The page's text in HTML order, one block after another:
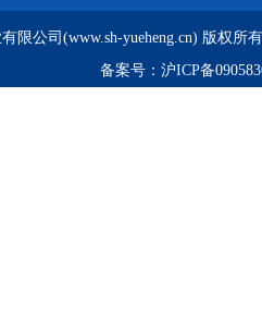
限公司(www.sh-yueheng.cn) 版权所
备案号： 沪ICP备